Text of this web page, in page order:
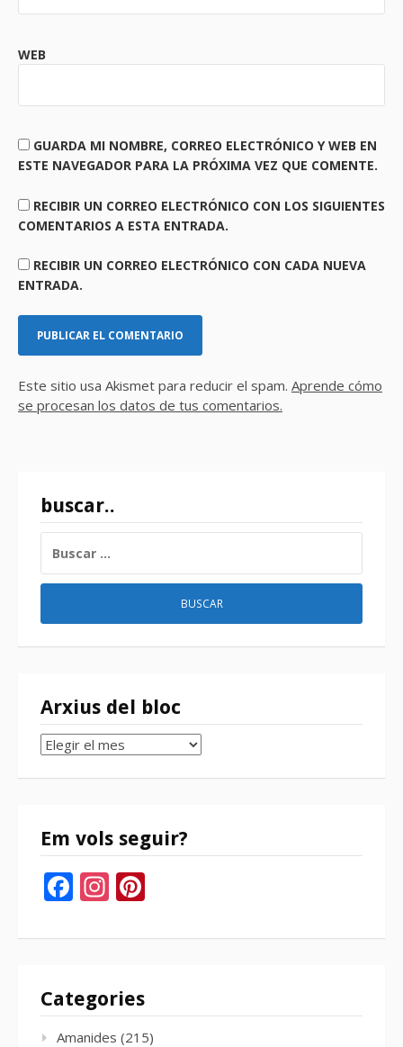
WEB
GUARDA MI NOMBRE, CORREO ELECTRÓNICO Y WEB EN
ESTE NAVEGADOR PARA LA PRÓXIMA VEZ QUE COMENTE.
RECIBIR UN CORREO ELECTRÓNICO CON LOS SIGUIENTES
COMENTARIOS A ESTA ENTRADA.
RECIBIR UN CORREO ELECTRÓNICO CON CADA NUEVA
ENTRADA.
Este sitio usa Akismet para reducir el spam. Aprende cómo
se procesan los datos de tus comentarios.
buscar..
Arxius del bloc
Arxius
bloc
Em vols seguir?
Facebook
Instagram
Categories
Amanides (215)